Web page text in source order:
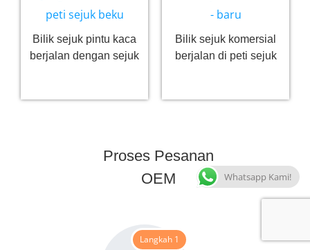
Bilik sejuk pintu kaca
berjalan dengan sejuk
Bilik sejuk komersial
berjalan di peti sejuk
Proses Pesanan
OEM
Langkah 1
Whatsapp Kami!